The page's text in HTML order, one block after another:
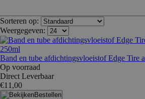
Sorteren op:
Weergegeven:
Band en tube afdichtingsvloeistof Edge Tire
Op voorraad
Direct Leverbaar
€11,00
Bestellen